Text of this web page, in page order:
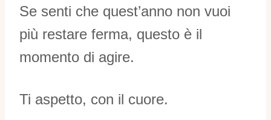
Se senti che quest’anno non vuoi
più restare ferma, questo è il
momento di agire.
Ti aspetto, con il cuore.